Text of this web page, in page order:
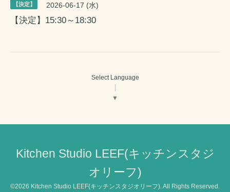
【決定】 2026-06-17 (水)
【決定】15:30～18:30
Select Language
▼
Kitchen Studio LEEF(キッチンスタジ
オリーフ)
©2026 Kitchen Studio LEEF(キッチンスタジオリーフ) . All Rights Reserved.